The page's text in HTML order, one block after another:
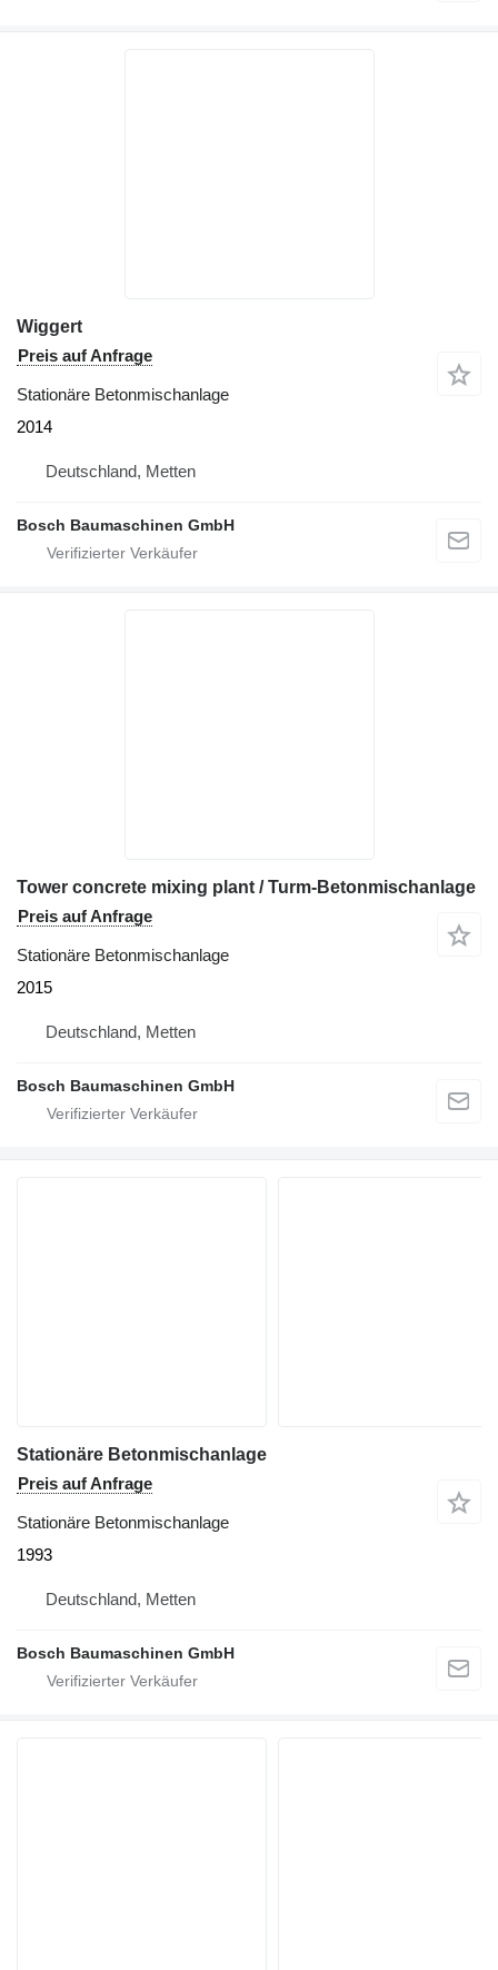
Wiggert
Preis auf Anfrage
Stationäre Betonmischanlage
2014
Deutschland, Metten
Bosch Baumaschinen GmbH
Tower concrete mixing plant / Turm-Betonmischanlage
Preis auf Anfrage
Stationäre Betonmischanlage
2015
Deutschland, Metten
Bosch Baumaschinen GmbH
Stationäre Betonmischanlage
Preis auf Anfrage
Stationäre Betonmischanlage
1993
Deutschland, Metten
Bosch Baumaschinen GmbH